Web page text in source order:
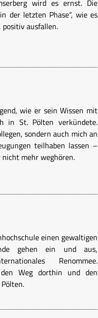
wird es ernst. Die
der letzten Phase“, wie es
ausfallen.
wie er sein Wissen mit
in St. Pölten verkündete.
sondern auch mich an
teilhaben lassen –
mehr weghören.
einen gewaltigen
gehen ein und aus,
Renommee.
Weg dorthin und den